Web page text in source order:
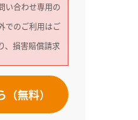
い合わせ専用の
でのご利用はご
、損害賠償請求
無料）